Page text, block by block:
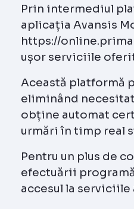
Prin intermediul
aplicația Avansis
https://
ușor serviciile
Această platformă
eliminând
obține automat
urmări în timp real
Pentru un plus de
efectuării
accesul la